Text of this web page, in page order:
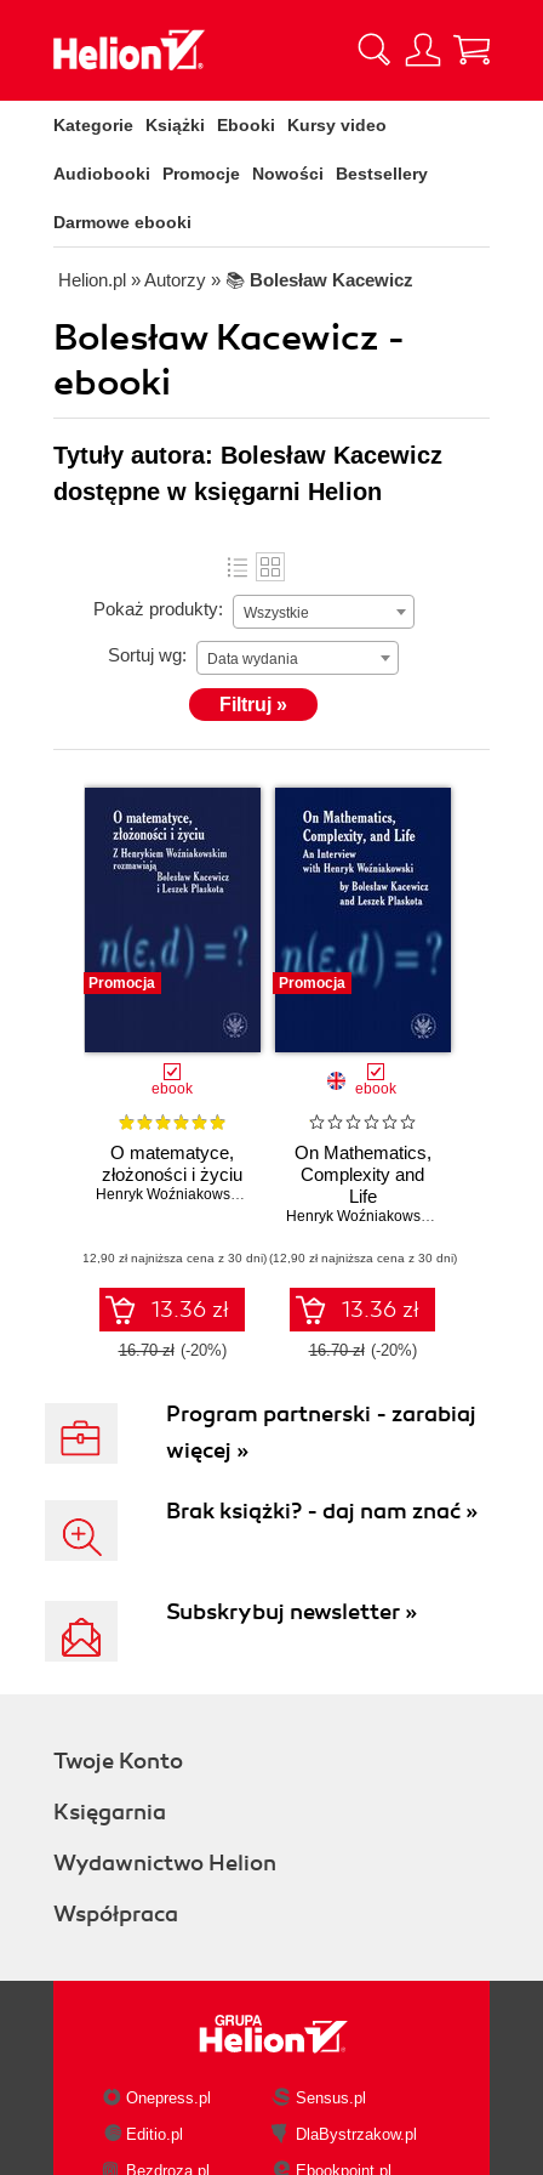
Kategorie Książki Ebooki Kursy video
Audiobooki Promocje Nowości Bestsellery
Darmowe ebooki
Helion.pl » Autorzy » 📚 Bolesław Kacewicz
Bolesław Kacewicz -
ebooki
Tytuły autora: Bolesław Kacewicz
dostępne w księgarni Helion
Pokaż produkty: Wszystkie
Sortuj wg: Data wydania
Filtruj »
Promocja
ebook
O matematyce,
złożoności i życiu
Henryk Woźniakowski, Bolesław Kacewicz,
(12,90 zł najniższa cena z 30 dni)
13.36 zł
16.70 zł (-20%)
Promocja
ebook
On Mathematics,
Complexity and
Life
Henryk Woźniakowski,
(12,90 zł najniższa cena z 30 dni)
13.36 zł
16.70 zł (-20%)
Program partnerski - zarabiaj
więcej »
Brak książki? - daj nam znać »
Subskrybuj newsletter »
Twoje Konto
Księgarnia
Wydawnictwo Helion
Współpraca
Onepress.pl
Sensus.pl
Editio.pl
DlaBystrzakow.pl
Bezdroza.pl
Ebookpoint.pl